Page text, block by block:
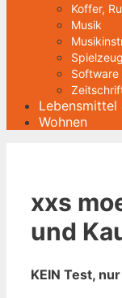
Koffer,
Musik
Spielzeug
Software
Lebensmittel
Wohnen
xxs
und
KEIN Test,